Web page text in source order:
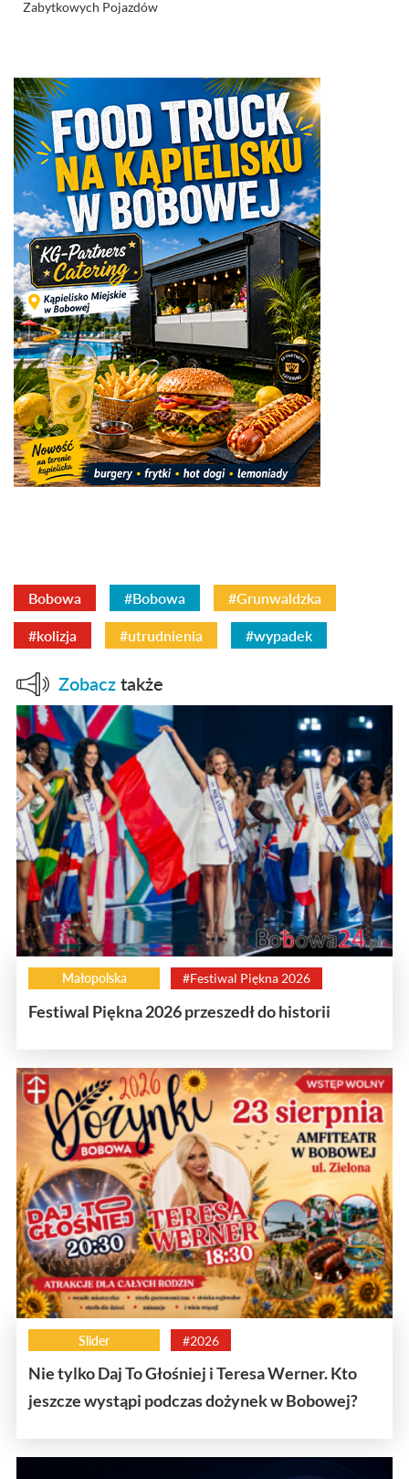
Zabytkowych Pojazdów
Bobowa #Bobowa #Grunwaldzka
#kolizja #utrudnienia #wypadek
Zobacz także
Małopolska #Festiwal Piękna 2026
Festiwal Piękna 2026 przeszedł do historii
Slider #2026
Nie tylko Daj To Głośniej i Teresa Werner. Kto
jeszcze wystąpi podczas dożynek w Bobowej?